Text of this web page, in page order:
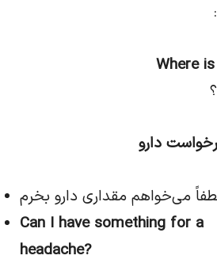
Where
دارو
می‌خواهم مقداری دارو بخرم
Can I have something for a
headache?